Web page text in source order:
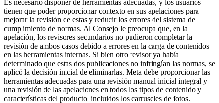
Es necesario disponer de herramientas adecuadas, y los usuarios
tienen que poder proporcionar contexto en sus apelaciones para
mejorar la revisión de estas y reducir los errores del sistema de
cumplimiento de normas. Al Consejo le preocupa que, en la
apelación, los revisores secundarios no pudieron completar la
revisión de ambos casos debido a errores en la carga de contenidos
en las herramientas internas. Si bien otro revisor ya había
determinado que estas dos publicaciones no infringían las normas, se
aplicó la decisión inicial de eliminarlas. Meta debe proporcionar las
herramientas adecuadas para una revisión manual inicial integral y
una revisión de las apelaciones en todos los tipos de contenido y
características del producto, incluidos los carruseles de fotos.